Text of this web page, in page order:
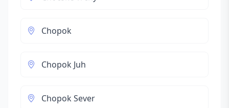
Chopok
Chopok Juh
Chopok Sever